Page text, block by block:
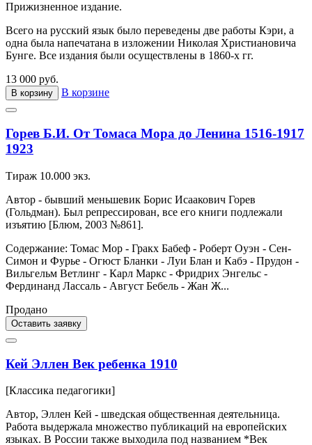
Прижизненное издание.
Всего на русский язык было переведены две работы Кэри, а
одна была напечатана в изложении Николая Христиановича
Бунге. Все издания были осуществлены в 1860-х гг.
13 000 руб.
В корзину В корзине
Горев Б.И. От Томаса Мора до Ленина 1516-1917
1923
Тираж 10.000 экз.
Автор - бывший меньшевик Борис Исаакович Горев
(Гольдман). Был репрессирован, все его книги подлежали
изъятию [Блюм, 2003 №861].
Содержание: Томас Мор - Гракх Бабеф - Роберт Оуэн - Сен-
Симон и Фурье - Огюст Бланки - Луи Блан и Кабэ - Прудон -
Вильгельм Ветлинг - Карл Маркс - Фридрих Энгельс -
Фердинанд Лассаль - Август Бебель - Жан Ж...
Продано
Оставить заявку
Кей Эллен Век ребенка 1910
[Классика педагогики]
Автор, Эллен Кей - шведская общественная деятельница.
Работа выдержала множество публикаций на европейских
языках. В России также выходила под названием *Век